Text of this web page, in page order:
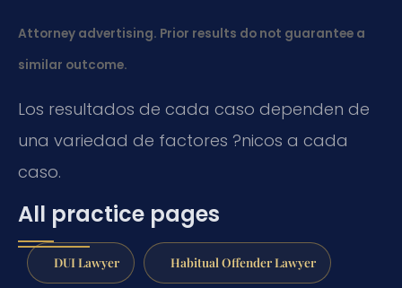
Attorney advertising. Prior results do not guarantee a
similar outcome.
Los resultados de cada caso dependen de
una variedad de factores ?nicos a cada
caso.
All practice pages
DUI Lawyer Habitual Offender Lawyer